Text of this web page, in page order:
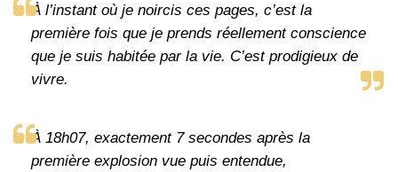
À l’instant où je noircis ces pages, c’est la
première fois que je prends réellement conscience
que je suis habitée par la vie. C’est prodigieux de
vivre.
À 18h07, exactement 7 secondes après la
première explosion vue puis entendue,